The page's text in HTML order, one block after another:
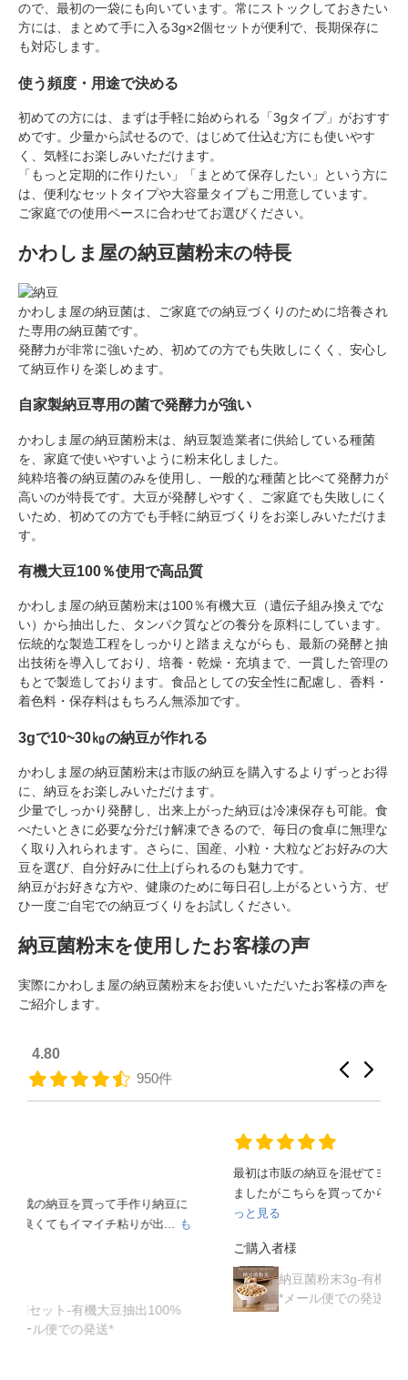
ので、最初の一袋にも向いています。常にストックしておきたい
方には、まとめて手に入る3g×2個セットが便利で、長期保存に
も対応します。
使う頻度・用途で決める
初めての方には、まずは手軽に始められる「3gタイプ」がおすす
めです。少量から試せるので、はじめて仕込む方にも使いやす
く、気軽にお楽しみいただけます。
「もっと定期的に作りたい」「まとめて保存したい」という方に
は、便利なセットタイプや大容量タイプもご用意しています。
ご家庭での使用ペースに合わせてお選びください。
かわしま屋の納豆菌粉末の特長
かわしま屋の納豆菌は、ご家庭での納豆づくりのために培養され
た専用の納豆菌です。
発酵力が非常に強いため、初めての方でも失敗しにくく、安心し
て納豆作りを楽しめます。
自家製納豆専用の菌で発酵力が強い
かわしま屋の納豆菌粉末は、納豆製造業者に供給している種菌
を、家庭で使いやすいように粉末化しました。
純粋培養の納豆菌のみを使用し、一般的な種菌と比べて発酵力が
高いのが特長です。大豆が発酵しやすく、ご家庭でも失敗しにく
いため、初めての方でも手軽に納豆づくりをお楽しみいただけま
す。
有機大豆100％使用で高品質
かわしま屋の納豆菌粉末は100％有機大豆（遺伝子組み換えでな
い）から抽出した、タンパク質などの養分を原料にしています。
伝統的な製造工程をしっかりと踏まえながらも、最新の発酵と抽
出技術を導入しており、培養・乾燥・充填まで、一貫した管理の
もとで製造しております。食品としての安全性に配慮し、香料・
着色料・保存料はもちろん無添加です。
3gで10~30㎏の納豆が作れる
かわしま屋の納豆菌粉末は市販の納豆を購入するよりずっとお得
に、納豆をお楽しみいただけます。
少量でしっかり発酵し、出来上がった納豆は冷凍保存も可能。食
べたいときに必要な分だけ解凍できるので、毎日の食卓に無理な
く取り入れられます。さらに、国産、小粒・大粒などお好みの大
豆を選び、自分好みに仕上げられるのも魅力です。
納豆がお好きな方や、健康のために毎日召し上がるという方、ぜ
ひ一度ご自宅での納豆づくりをお試しください。
納豆菌粉末を使用したお客様の声
実際にかわしま屋の納豆菌粉末をお使いいただいたお客様の声を
ご紹介します。
4.80
950件
最初は市販の納豆を混ぜてヨーグルトメーカーで作ってい
ましたがこちらを買ってからは驚くほど糸を引く納豆...も
っと見る
納豆菌粉末3g-有機大豆抽出100%【送料無料】